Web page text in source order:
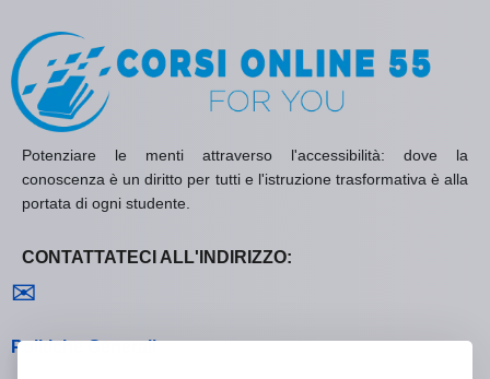
Potenziare le menti attraverso l'accessibilità: dove la
conoscenza è un diritto per tutti e l'istruzione trasformativa è alla
portata di ogni studente.
CONTATTATECI ALL'INDIRIZZO:
✉
Politiche Generali